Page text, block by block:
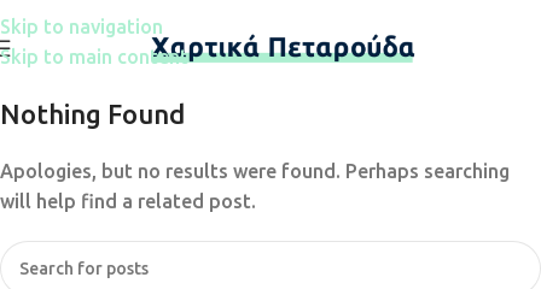
Skip to navigation
Skip to main content
Nothing Found
Apologies, but no results were found. Perhaps searching
will help find a related post.